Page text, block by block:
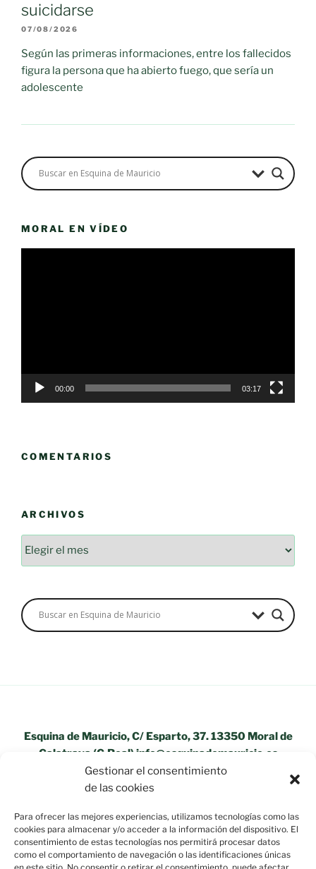
Gestionar el consentimiento
de las cookies
Para ofrecer las mejores experiencias, utilizamos tecnologías como las
cookies para almacenar y/o acceder a la información del dispositivo. El
consentimiento de estas tecnologías nos permitirá procesar datos
como el comportamiento de navegación o las identificaciones únicas
suicidarse
07/08/2026
Según las primeras informaciones, entre los fallecidos
figura la persona que ha abierto fuego, que sería un
adolescente
MORAL EN VÍDEO
00:00 03:17
COMENTARIOS
ARCHIVOS
Archivos
Esquina de Mauricio, C/ Esparto, 37. 13350 Moral de
Calatrava (C.Real) info@esquinademauricio.es
«Aviso Legal»